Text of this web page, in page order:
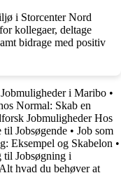
i Storcenter Nord
kollegaer, deltage
bidrage med positiv
Jobmuligheder i Maribo •
Normal: Skab en
Jobmuligheder Hos
Jobsøgende • Job som
Eksempel og Skabelon •
Jobsøgning i
hvad du behøver at